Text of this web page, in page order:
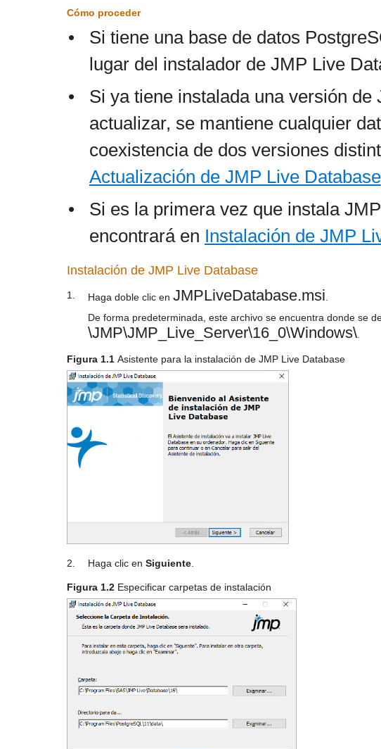
Cómo proceder
•
Si tiene una base de datos
lugar del instalador de JMP Live
•
Si ya tiene instalada una versión
actualizar, se mantiene cualquier
coexistencia de dos versiones
Actualización de JMP Live Database
•
Si es la primera vez que instala
encontrará en Instalación de JMP
Instalación de JMP Live Database
1. Haga doble clic en JMPLiveDatabase.msi
De forma predeterminada, este archivo se encuentra donde se
\JMP\JMP_Live_Server\16_0\Windows\
Figura 1.1 Asistente para la instalación de JMP Live Database
2. Haga clic en Siguiente
Figura 1.2 Especificar carpetas de instalación